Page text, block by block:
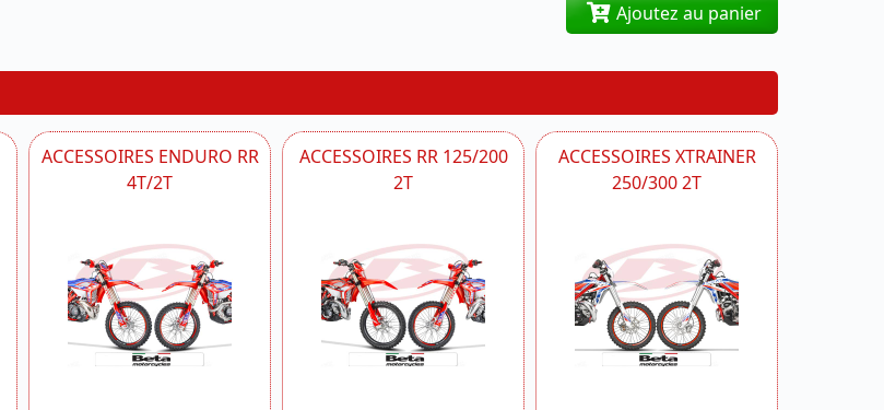
Ajoutez au panier
ACCESSOIRES ENDURO RR
4T/2T
ACCESSOIRES RR 125/200
2T
ACCESSOIRES XTRAINER
250/300 2T